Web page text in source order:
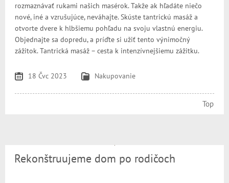
rozmaznávať rukami našich masérok. Takže ak hľadáte niečo
nové, iné a vzrušujúce, neváhajte. Skúste tantrickú masáž a
otvorte dvere k hlbšiemu pohľadu na svoju vlastnú energiu.
Objednajte sa dopredu, a príďte si užiť tento výnimočný
zážitok. Tantrická masáž – cesta k intenzívnejšiemu zážitku.
18 Čvc 2023 Nakupovanie
Top
Rekonštruujeme dom po rodičoch